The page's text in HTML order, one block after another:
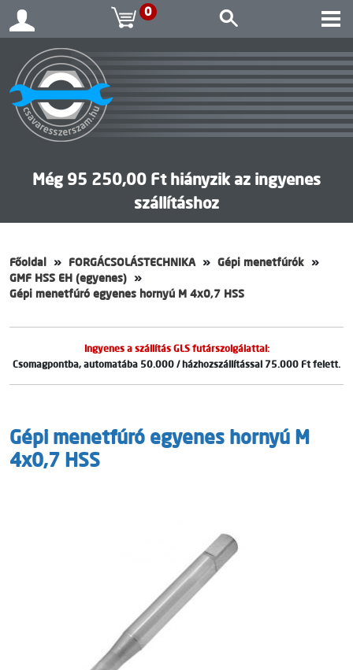
0
Még 95 250,00 Ft hiányzik az ingyenes
szállításhoz
Főoldal FORGÁCSOLÁSTECHNIKA
Gépi menetfúrók
GMF HSS EH (egyenes)
Gépi menetfúró egyenes hornyú M 4x0,7 HSS
Ingyenes a szállítás GLS futárszolgálattal:
Csomagpontba, automatába 50.000 / házhozszállítással 75.000 Ft felett.
Gépi menetfúró egyenes hornyú M
4x0,7 HSS